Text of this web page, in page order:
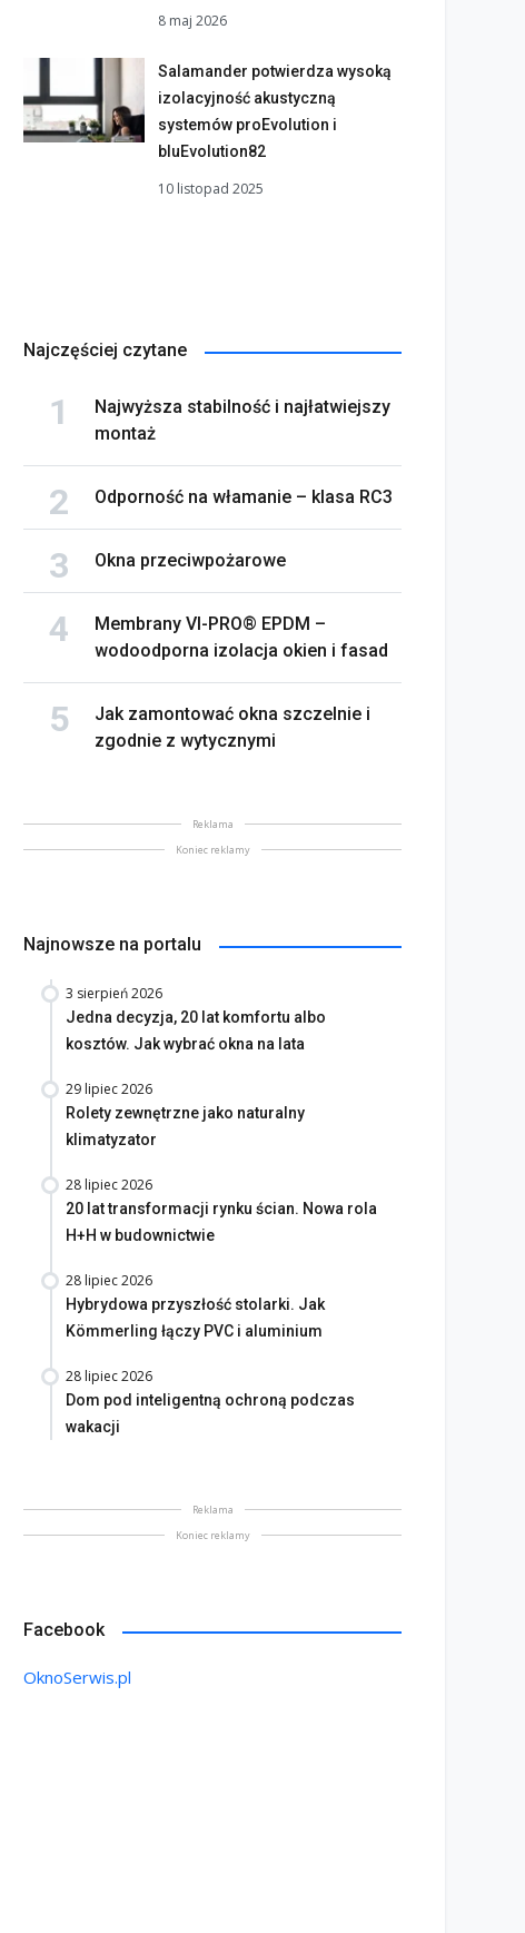
8 maj 2026
Salamander potwierdza wysoką
izolacyjność akustyczną
systemów proEvolution i
bluEvolution82
10 listopad 2025
Najczęściej czytane
Najwyższa stabilność i najłatwiejszy
montaż
Odporność na włamanie – klasa RC3
Okna przeciwpożarowe
Membrany VI-PRO® EPDM –
wodoodporna izolacja okien i fasad
Jak zamontować okna szczelnie i
zgodnie z wytycznymi
Reklama
Koniec reklamy
Najnowsze na portalu
3 sierpień 2026
Jedna decyzja, 20 lat komfortu albo
kosztów. Jak wybrać okna na lata
29 lipiec 2026
Rolety zewnętrzne jako naturalny
klimatyzator
28 lipiec 2026
20 lat transformacji rynku ścian. Nowa rola
H+H w budownictwie
28 lipiec 2026
Hybrydowa przyszłość stolarki. Jak
Kömmerling łączy PVC i aluminium
28 lipiec 2026
Dom pod inteligentną ochroną podczas
wakacji
Reklama
Koniec reklamy
Facebook
OknoSerwis.pl